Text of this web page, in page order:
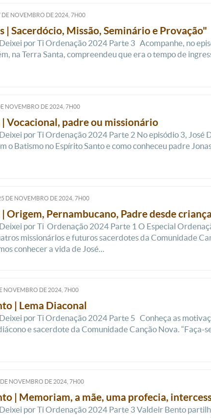
DE NOVEMBRO DE 2024, 7H00
| Sacerdócio, Missão, Seminário e Provação"
por Ti Ordenação 2024 Parte 3 Acompanhe, no
na Terra Santa, compreendeu que era o tempo de
NOVEMBRO DE 2024, 7H00
| Vocacional, padre ou missionário
por Ti Ordenação 2024 Parte 2 No episódio 3, José
o Batismo no Espírito Santo e como conheceu padre
DE NOVEMBRO DE 2024, 7H00
| Origem, Pernambucano, Padre desde criança
por Ti Ordenação 2024 Parte 1 O Especial
missionários e futuros sacerdotes da Comunidade
conhecer a vida de José...
NOVEMBRO DE 2024, 7H00
| Lema Diaconal
por Ti Ordenação 2024 Parte 5 Conheça as
e sacerdote da Comunidade Canção Nova. “Faça-
DE NOVEMBRO DE 2024, 7H00
| Memoriam, a mãe, uma profecia,
por Ti Ordenação 2024 Parte 3 Valdeir Bento